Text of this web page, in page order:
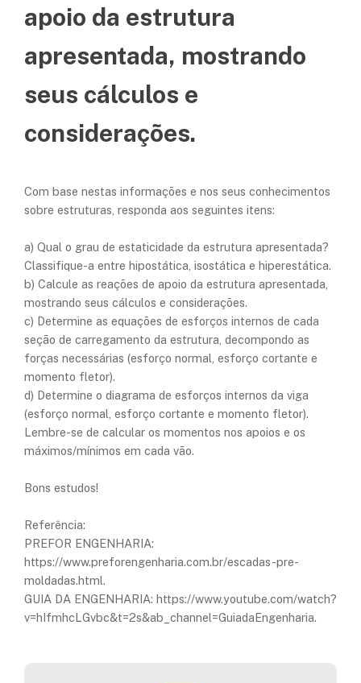
apoio da estrutura
apresentada, mostrando
seus cálculos e
considerações.
Com base nestas informações e nos seus conhecimentos
sobre estruturas, responda aos seguintes itens:
a) Qual o grau de estaticidade da estrutura apresentada?
Classifique-a entre hipostática, isostática e hiperestática.
b) Calcule as reações de apoio da estrutura apresentada,
mostrando seus cálculos e considerações.
c) Determine as equações de esforços internos de cada
seção de carregamento da estrutura, decompondo as
forças necessárias (esforço normal, esforço cortante e
momento fletor).
d) Determine o diagrama de esforços internos da viga
(esforço normal, esforço cortante e momento fletor).
Lembre-se de calcular os momentos nos apoios e os
máximos/mínimos em cada vão.
Bons estudos!
Referência:
PREFOR ENGENHARIA:
https://www.preforengenharia.com.br/escadas-pre-
moldadas.html.
GUIA DA ENGENHARIA: https://www.youtube.com/watch?
v=hIfmhcLGvbc&t=2s&ab_channel=GuiadaEngenharia.